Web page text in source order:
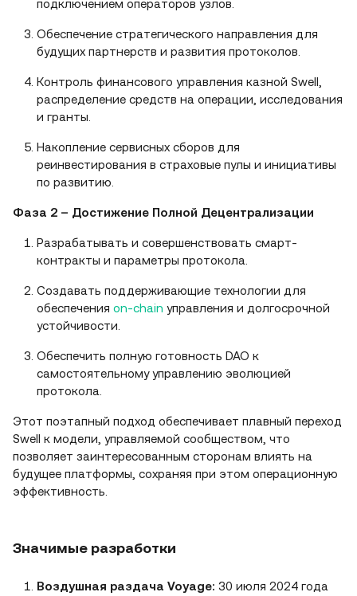
подключением операторов узлов.
Обеспечение стратегического направления для
будущих партнерств и развития протоколов.
Контроль финансового управления казной Swell,
распределение средств на операции, исследования
и гранты.
Накопление сервисных сборов для
реинвестирования в страховые пулы и инициативы
по развитию.
Фаза 2 – Достижение Полной Децентрализации
Разрабатывать и совершенствовать смарт-
контракты и параметры протокола.
Создавать поддерживающие технологии для
обеспечения on-chain управления и долгосрочной
устойчивости.
Обеспечить полную готовность DAO к
самостоятельному управлению эволюцией
протокола.
Этот поэтапный подход обеспечивает плавный переход
Swell к модели, управляемой сообществом, что
позволяет заинтересованным сторонам влиять на
будущее платформы, сохраняя при этом операционную
эффективность.
Значимые разработки
Воздушная раздача Voyage: 30 июля 2024 года